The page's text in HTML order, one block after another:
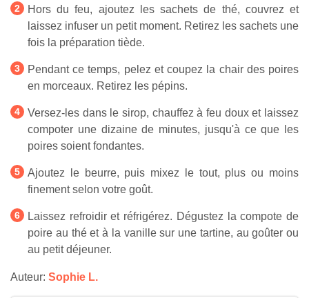
Hors du feu, ajoutez les sachets de thé, couvrez et
laissez infuser un petit moment. Retirez les sachets une
fois la préparation tiède.
Pendant ce temps, pelez et coupez la chair des poires
en morceaux. Retirez les pépins.
Versez-les dans le sirop, chauffez à feu doux et laissez
compoter une dizaine de minutes, jusqu'à ce que les
poires soient fondantes.
Ajoutez le beurre, puis mixez le tout, plus ou moins
finement selon votre goût.
Laissez refroidir et réfrigérez. Dégustez la compote de
poire au thé et à la vanille sur une tartine, au goûter ou
au petit déjeuner.
Auteur: Sophie L.